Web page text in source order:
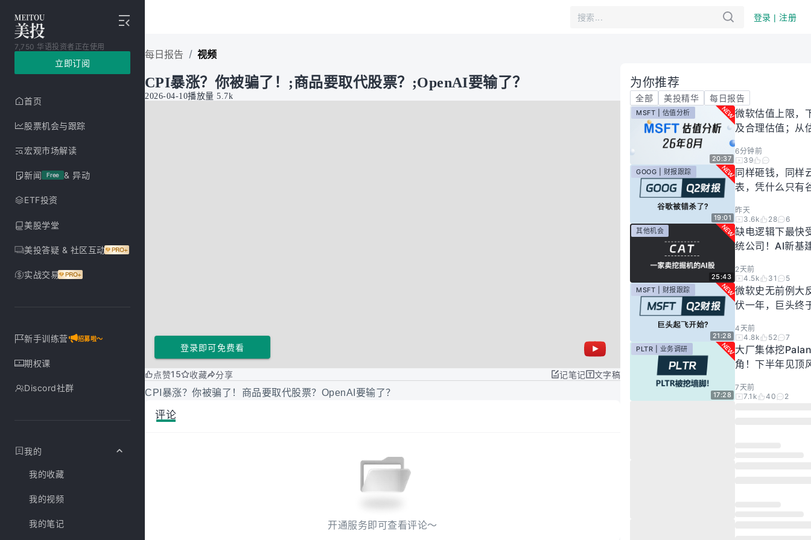
7,750 华语投资者正在使用
立即订阅
首页
股票机会与跟踪
宏观市场解读
新闻 Free & 异动
ETF投资
美股学堂
美投答疑 & 社区互动
实战交易
新手训练营 招募啦～
期权课
Discord社群
我的
我的收藏
我的视频
我的笔记
每日报告 / 视频
CPI暴涨？你被骗了！;商品要取代股票？;OpenAI要输了？
2026-04-10播放量 5.7k
登录即可免费看
点赞15 收藏 分享 记笔记
文字稿
CPI暴涨？你被骗了！商品要取代股票？OpenAI要输了？
评论
开通服务即可查看评论～
为你推荐
全部 美投精华 每日报告
20:37
MSFT | 估值分析
微软估值上限，
及合理估值；从
年8月
6分钟前
39
19:01
GOOG | 财报跟踪
同样砸钱，同样
表，凭什么只有
你谷歌真正的投
有多高！
昨天
3.6k
28 6
25:43
其他机会
缺电逻辑下最快
统公司！AI新基
2天前
4.5k
31 5
21:28
MSFT | 财报跟踪
微软史无前例大
伏一年，巨头终
4天前
4.8k
52 7
17:28
PLTR | 业务调研
大厂集体挖
角！下半年见顶
还要投资吗？
7天前
7.1k
40 2
登录 | 注册